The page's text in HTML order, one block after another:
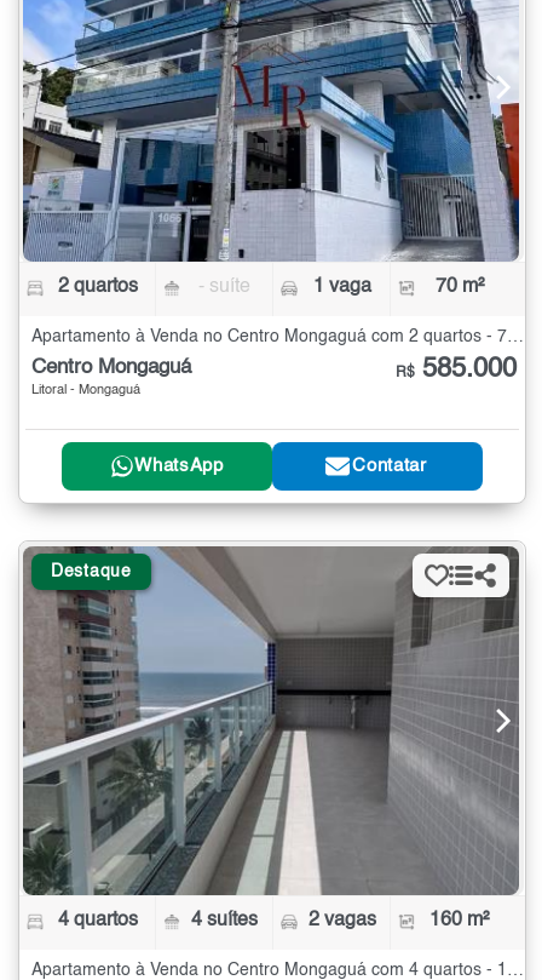
2 quartos - suíte 1 vaga 70 m²
Apartamento à Venda no Centro Mongaguá com 2 quartos - 70 m²
Centro Mongaguá
Litoral - Mongaguá
R$ 585.000
WhatsApp Contatar
Destaque
4 quartos 4 suítes 2 vagas 160 m²